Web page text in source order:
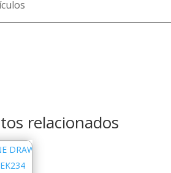
relacionados